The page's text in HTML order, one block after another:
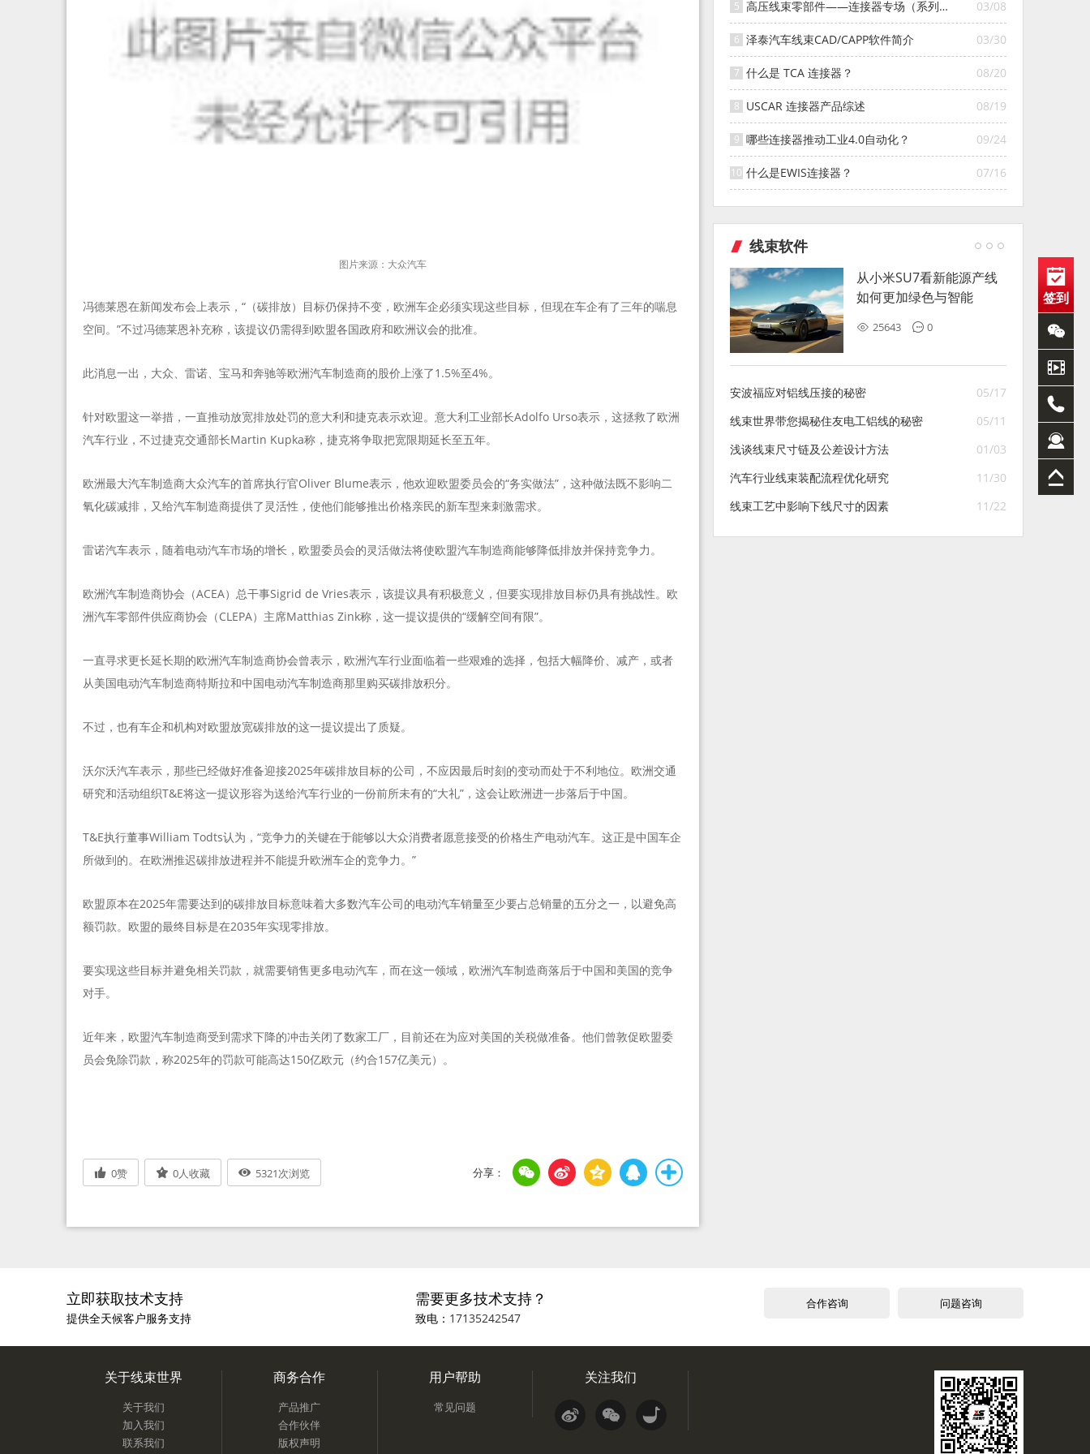
图片来源：大众汽车
冯德莱恩在新闻发布会上表示，“（碳排放）目标仍保持不变，欧洲车企必须实现这些目标，但现在车企有了三年的喘息
空间。”不过冯德莱恩补充称，该提议仍需得到欧盟各国政府和欧洲议会的批准。
此消息一出，大众、雷诺、宝马和奔驰等欧洲汽车制造商的股价上涨了1.5%至4%。
针对欧盟这一举措，一直推动放宽排放处罚的意大利和捷克表示欢迎。意大利工业部长Adolfo Urso表示，这拯救了欧洲
汽车行业，不过捷克交通部长Martin Kupka称，捷克将争取把宽限期延长至五年。
欧洲最大汽车制造商大众汽车的首席执行官Oliver Blume表示，他欢迎欧盟委员会的“务实做法”，这种做法既不影响二
氧化碳减排，又给汽车制造商提供了灵活性，使他们能够推出价格亲民的新车型来刺激需求。
雷诺汽车表示，随着电动汽车市场的增长，欧盟委员会的灵活做法将使欧盟汽车制造商能够降低排放并保持竞争力。
欧洲汽车制造商协会（ACEA）总干事Sigrid de Vries表示，该提议具有积极意义，但要实现排放目标仍具有挑战性。欧
洲汽车零部件供应商协会（CLEPA）主席Matthias Zink称，这一提议提供的“缓解空间有限”。
一直寻求更长延长期的欧洲汽车制造商协会曾表示，欧洲汽车行业面临着一些艰难的选择，包括大幅降价、减产，或者
从美国电动汽车制造商特斯拉和中国电动汽车制造商那里购买碳排放积分。
不过，也有车企和机构对欧盟放宽碳排放的这一提议提出了质疑。
沃尔沃汽车表示，那些已经做好准备迎接2025年碳排放目标的公司，不应因最后时刻的变动而处于不利地位。欧洲交通
研究和活动组织T&E将这一提议形容为送给汽车行业的一份前所未有的“大礼”，这会让欧洲进一步落后于中国。
T&E执行董事William Todts认为，“竞争力的关键在于能够以大众消费者愿意接受的价格生产电动汽车。这正是中国车企
所做到的。在欧洲推迟碳排放进程并不能提升欧洲车企的竞争力。”
欧盟原本在2025年需要达到的碳排放目标意味着大多数汽车公司的电动汽车销量至少要占总销量的五分之一，以避免高
额罚款。欧盟的最终目标是在2035年实现零排放。
要实现这些目标并避免相关罚款，就需要销售更多电动汽车，而在这一领域，欧洲汽车制造商落后于中国和美国的竞争
对手。
近年来，欧盟汽车制造商受到需求下降的冲击关闭了数家工厂，目前还在为应对美国的关税做准备。他们曾敦促欧盟委
员会免除罚款，称2025年的罚款可能高达150亿欧元（约合157亿美元）。
0赞 0人收藏 5321次浏览
03/08
高压线束零部件——连接器专场（系列
一）
03/30
泽泰汽车线束CAD/CAPP软件简介
08/20
什么是 TCA 连接器？
08/19
USCAR 连接器产品综述
09/24
哪些连接器推动工业4.0自动化？
07/16
什么是EWIS连接器？
线束软件
从小米SU7看新能源产线
如何更加绿色与智能
25643 0
05/17
安波福应对铝线压接的秘密
05/11
线束世界带您揭秘住友电工铝线的秘密
01/03
浅谈线束尺寸链及公差设计方法
11/30
汽车行业线束装配流程优化研究
11/22
线束工艺中影响下线尺寸的因素
立即获取技术支持
提供全天候客户服务支持
需要更多技术支持？
致电： 17135242547
合作咨询 问题咨询
关于线束世界
关于我们
加入我们
联系我们
商务合作
产品推广
合作伙伴
版权声明
用户帮助
常见问题
关注我们
签到